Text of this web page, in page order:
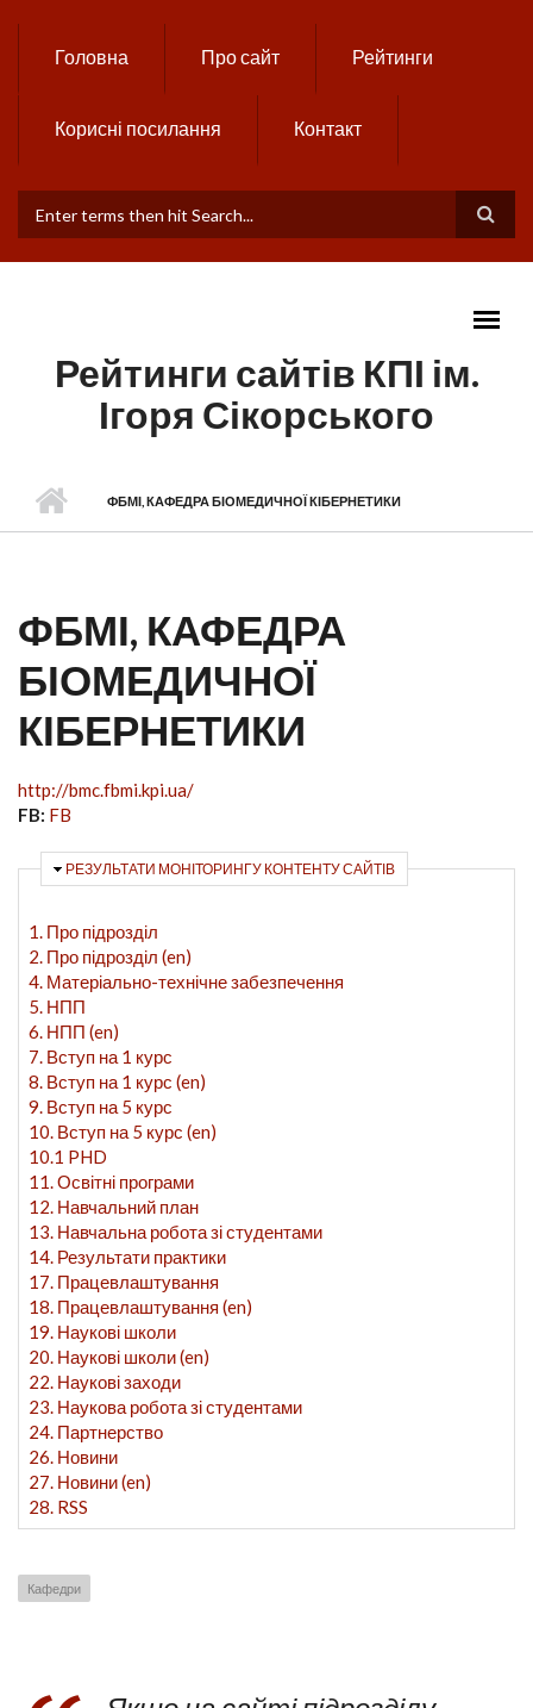
Головна Про сайт Рейтинги
Корисні посилання Контакт
ПОШУКОВА ФОРМА
Рейтинги сайтів КПІ ім.
Ігоря Сікорського
MAIN MENU
ФБМІ, КАФЕДРА БІОМЕДИЧНОЇ КІБЕРНЕТИКИ
ФБМІ, КАФЕДРА
БІОМЕДИЧНОЇ
КІБЕРНЕТИКИ
http://bmc.fbmi.kpi.ua/
FB: FB
ПРИХОВАТИ
РЕЗУЛЬТАТИ МОНІТОРИНГУ КОНТЕНТУ САЙТІВ
1. Про підрозділ
2. Про підрозділ (en)
4. Матеріально-технічне забезпечення
5. НПП
6. НПП (en)
7. Вступ на 1 курс
8. Вступ на 1 курс (en)
9. Вступ на 5 курс
10. Вступ на 5 курс (en)
10.1 PHD
11. Освітні програми
12. Навчальний план
13. Навчальна робота зі студентами
14. Результати практики
17. Працевлаштування
18. Працевлаштування (en)
19. Наукові школи
20. Наукові школи (en)
22. Наукові заходи
23. Наукова робота зі студентами
24. Партнерство
26. Новини
27. Новини (en)
28. RSS
Кафедри